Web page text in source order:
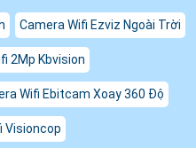
Camera Wifi Ezviz Ngoài Trời
2Mp Kbvision
Wifi Ebitcam Xoay 360 Độ
Visioncop